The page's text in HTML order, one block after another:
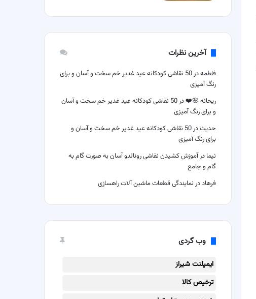
آخرین نظرات
فاطمهدر
50 نقاشی کودکانه عید غدیر خم سخت و آسان و برای
رنگ آمیزی
ریحانه 🌸❤️در
50 نقاشی کودکانه عید غدیر خم سخت و آسان
و برای رنگ آمیزی
حدیثدر
50 نقاشی کودکانه عید غدیر خم سخت و آسان و
برای رنگ آمیزی
نیما درآموزش کشیدن نقاشی رونالدو آسان به صورت گام به
گام و جامع
فرهاددر نمایندگی قطعات ماشین آلات راهسازی
وب گردی
ایمپلنت شیراز
ترخیص کالا